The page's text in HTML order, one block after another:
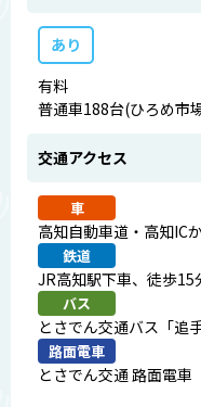
あり
有料
普通車188台(ひろめ市
交通アクセス
車
高知自動車道・高知IC
鉄道
JR高知駅下車、徒歩15
バス
とさでん交通バス「追
路面電車
とさでん交通 路面電